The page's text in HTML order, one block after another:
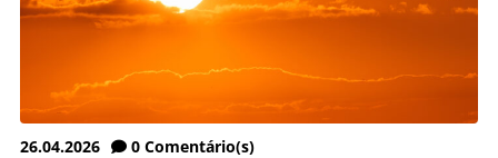
26.04.2026 0 Comentário(s)